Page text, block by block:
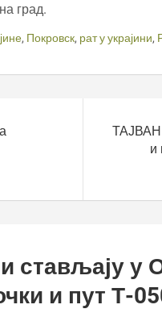
град.
, Покровск, рат у украјини,
и
стављају
и пут Т-